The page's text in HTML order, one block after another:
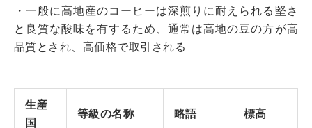
・一般に高地産のコーヒーは深煎りに耐えられる堅さ
と良質な酸味を有するため、通常は高地の豆の方が高
品質とされ、高価格で取引される
生産
国
等級の名称 略語 標高